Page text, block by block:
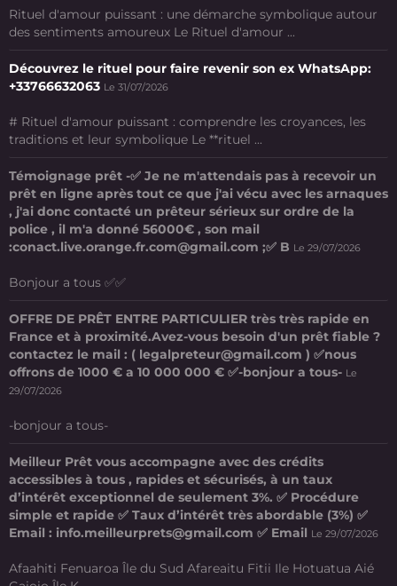
Rituel d'amour puissant : une démarche symbolique autour
des sentiments amoureux Le Rituel d'amour ...
Découvrez le rituel pour faire revenir son ex WhatsApp:
+33766632063 Le 31/07/2026
# Rituel d'amour puissant : comprendre les croyances, les
traditions et leur symbolique Le **rituel ...
Témoignage prêt -✅ Je ne m'attendais pas à recevoir un
prêt en ligne après tout ce que j'ai vécu avec les arnaques
, j'ai donc contacté un prêteur sérieux sur ordre de la
police , il m'a donné 56000€ , son mail
:conact.live.orange.fr.com@gmail.com ;✅ B Le 29/07/2026
Bonjour a tous ✅✅
OFFRE DE PRÊT ENTRE PARTICULIER très très rapide en
France et à proximité.Avez-vous besoin d'un prêt fiable ?
contactez le mail : ( legalpreteur@gmail.com ) ✅nous
offrons de 1000 € a 10 000 000 € ✅-bonjour a tous- Le
29/07/2026
-bonjour a tous-
Meilleur Prêt vous accompagne avec des crédits
accessibles à tous , rapides et sécurisés, à un taux
d’intérêt exceptionnel de seulement 3%. ✅ Procédure
simple et rapide ✅ Taux d’intérêt très abordable (3%) ✅
Email : info.meilleurprets@gmail.com ✅ Email Le 29/07/2026
Afaahiti Fenuaroa Île du Sud Afareaitu Fitii Ile Hotuatua Aié